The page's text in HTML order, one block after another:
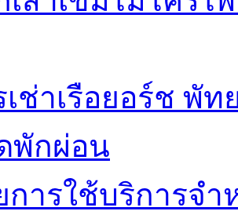
เช่าเรือยอร์ช พั
พักผ่อน
การใช้บริการจ